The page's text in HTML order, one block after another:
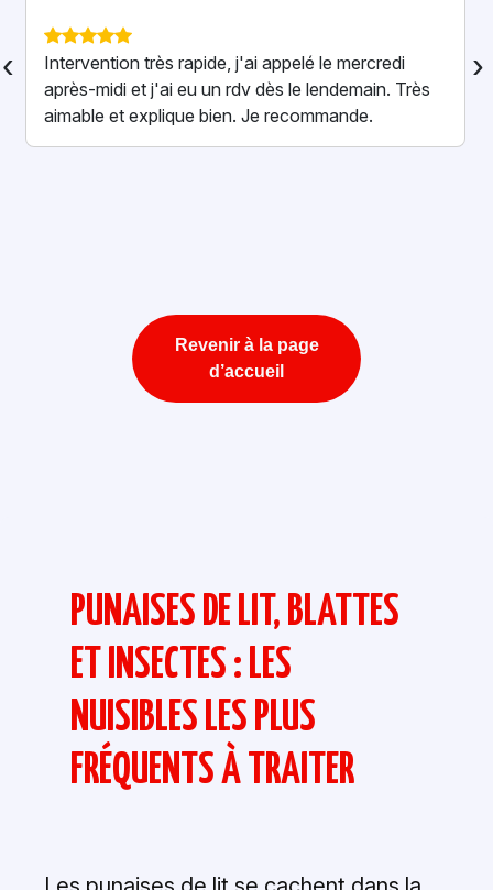
Super intervention pour un nid de frelons à la
maison ! Professionnel, rassurant et très
sympathique. Il a tout réglé rapidement en
expliquant chaque étape. On se sent vraiment en
confiance. Merci enc...
‹ ›
Revenir à la page
d’accueil
PUNAISES DE LIT, BLATTES
ET INSECTES : LES
NUISIBLES LES PLUS
FRÉQUENTS À TRAITER